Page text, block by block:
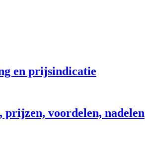
en prijsindicatie
prijzen, voordelen, nadelen